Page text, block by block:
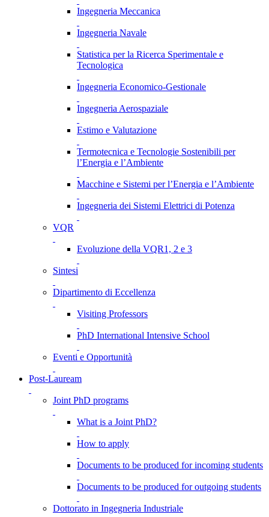
Ingegneria Meccanica
Ingegneria Navale
Statistica per la Ricerca Sperimentale e
Tecnologica
Ingegneria Economico-Gestionale
Ingegneria Aerospaziale
Estimo e Valutazione
Termotecnica e Tecnologie Sostenibili per
l’Energia e l’Ambiente
Macchine e Sistemi per l’Energia e l’Ambiente
Ingegneria dei Sistemi Elettrici di Potenza
VQR
Evoluzione della VQR1, 2 e 3
Sintesi
Dipartimento di Eccellenza
Visiting Professors
PhD International Intensive School
Eventi e Opportunità
Post-Lauream
Joint PhD programs
What is a Joint PhD?
How to apply
Documents to be produced for incoming students
Documents to be produced for outgoing students
Dottorato in Ingegneria Industriale